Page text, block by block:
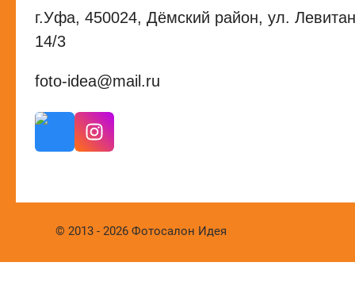
г.Уфа, 450024, Дёмский район, ул.
14/3
foto-idea@mail.ru
© 2013 - 2026 Фотосалон Идея